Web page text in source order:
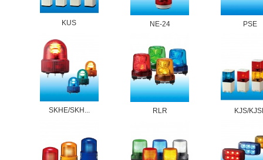
KUS NE-24 PSE
SKHE/SKH... RLR KJS/